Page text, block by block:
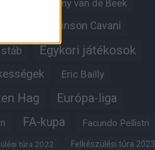
Donny van de Beek
Edinson Cavani
stáb Egykori játékosok
Eric Bailly
Hag Európa-liga
FA-kupa Facundo Pellistri
túra 2022 Felkészülési túra 2023